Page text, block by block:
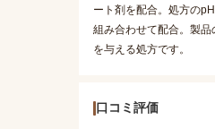
ート剤を配合。処方の
組み合わせて配合。製
を与える処方です。
口コミ評価